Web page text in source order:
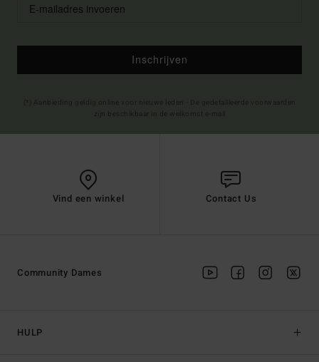
Inschrijven
Vind een winkel Contact Us
HULP
Community Dames